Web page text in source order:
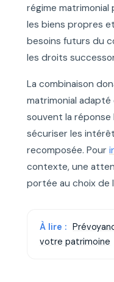
régime
les biens propres
besoins futurs du
les droits
La combinaison
matrimonial adapté
souvent la
sécuriser les
recomposée. Pour
contexte, une
portée au choix
À lire :
votre patrimoine